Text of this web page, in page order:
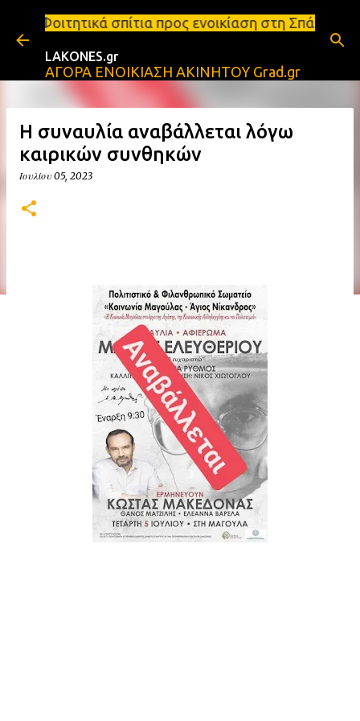
Μετάβαση στο κύριο περιεχόμενο
προς ενοικίαση στη Σπάρτη Ενοικιάσεις
LAKONES.gr
ΑΓΟΡΑ ΕΝΟΙΚΙΑΣΗ ΑΚΙΝΗΤΟΥ Grad.gr
Η συναυλία αναβάλλεται λόγω
καιρικών συνθηκών
Ιουλίου 05, 2023